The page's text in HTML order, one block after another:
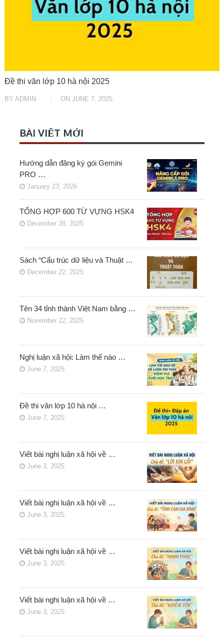
Đề thi văn lớp 10 hà nội 2025
BY ADMIN ON JUNE 7, 2025
BÀI VIẾT MỚI
Hướng dẫn đăng ký gói Gemini
PRO …
January 23, 2026
TỔNG HỢP 600 TỪ VỰNG HSK4
December 28, 2025
Sách “Cấu trúc dữ liệu và Thuật …
December 22, 2025
Tên 34 tỉnh thành Việt Nam bằng …
November 22, 2025
Nghị luận xã hội: Làm thế nào …
June 7, 2025
Đề thi văn lớp 10 hà nội …
June 7, 2025
Viết bài nghị luận xã hội về …
June 3, 2025
Viết bài nghị luận xã hội về …
June 3, 2025
Viết bài nghị luận xã hội về …
June 3, 2025
Viết bài nghị luận xã hội về …
June 3, 2025